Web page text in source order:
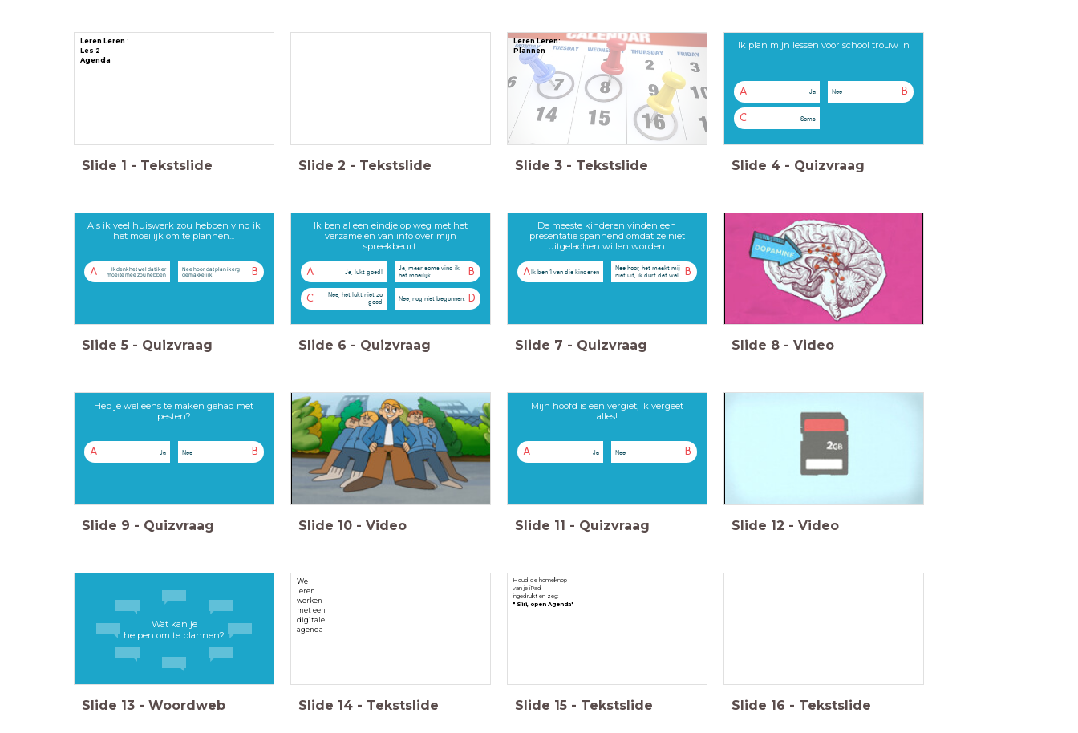
Leren Leren :
Les 2
Agenda
Slide 1 - Tekstslide Slide 2 - Tekstslide
Leren Leren:
Plannen
Slide 3 - Tekstslide
Ik plan mijn lessen voor school trouw in
A Ja B
Nee
C Soms
Slide 4 - Quizvraag
Als ik veel huiswerk zou hebben vind ik
het moeilijk om te plannen...
A Ik denk het wel dat ik er
moeite mee zou hebben B
Nee hoor, dat plan ik erg
gemakkelijk
Slide 5 - Quizvraag
Ik ben al een eindje op weg met het
verzamelen van info over mijn
spreekbeurt.
A Ja, lukt goed! B
Ja, maar soms vind ik
het moeilijk.
C
Nee, het lukt niet zo
goed
D
Nee, nog niet begonnen.
Slide 6 - Quizvraag
De meeste kinderen vinden een
presentatie spannend omdat ze niet
uitgelachen willen worden.
AIk ben 1 van die kinderen B
Nee hoor, het maakt mij
niet uit, ik durf dat wel.
Slide 7 - Quizvraag Slide 8 - Video
Heb je wel eens te maken gehad met
pesten?
A Ja B
Nee
Slide 9 - Quizvraag Slide 10 - Video
Mijn hoofd is een vergiet, ik vergeet
alles!
A Ja B
Nee
Slide 11 - Quizvraag Slide 12 - Video
Wat kan je
helpen om te plannen?
Slide 13 - Woordweb
We
leren
werken
met een
digitale
agenda
Slide 14 - Tekstslide
Houd de homeknop
van je iPad
ingedrukt en zeg:
" Siri, open Agenda"
Slide 15 - Tekstslide Slide 16 - Tekstslide